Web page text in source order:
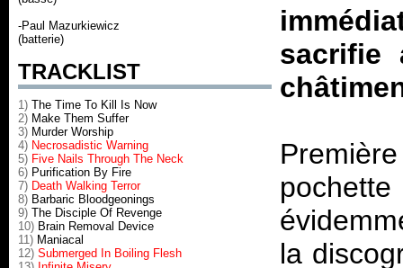
-Paul Mazurkiewicz
(batterie)
TRACKLIST
1) The Time To Kill Is Now
2) Make Them Suffer
3) Murder Worship
4) Necrosadistic Warning
5) Five Nails Through The Neck
6) Purification By Fire
7) Death Walking Terror
8) Barbaric Bloodgeonings
9) The Disciple Of Revenge
10) Brain Removal Device
11) Maniacal
12) Submerged In Boiling Flesh
sacrifie
la